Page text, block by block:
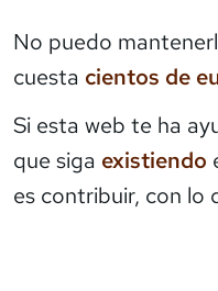
No puedo
cuesta cientos de
Si esta web te ha
que siga existiendo
es contribuir, con lo